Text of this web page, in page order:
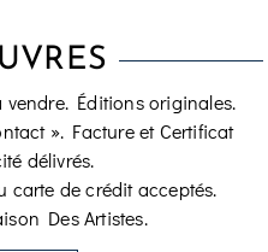
vendre. Éditions originales.
». Facture et Certificat
délivrés.
carte de crédit acceptés.
Des Artistes.